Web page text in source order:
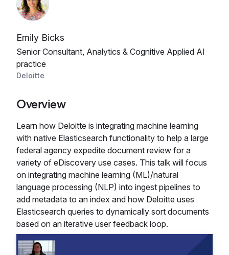
Emily Bicks
Senior Consultant, Analytics & Cognitive Applied AI
practice
Deloitte
Overview
Learn how Deloitte is integrating machine learning
with native Elasticsearch functionality to help a large
federal agency expedite document review for a
variety of eDiscovery use cases. This talk will focus
on integrating machine learning (ML)/natural
language processing (NLP) into ingest pipelines to
add metadata to an index and how Deloitte uses
Elasticsearch queries to dynamically sort documents
based on an iterative user feedback loop.